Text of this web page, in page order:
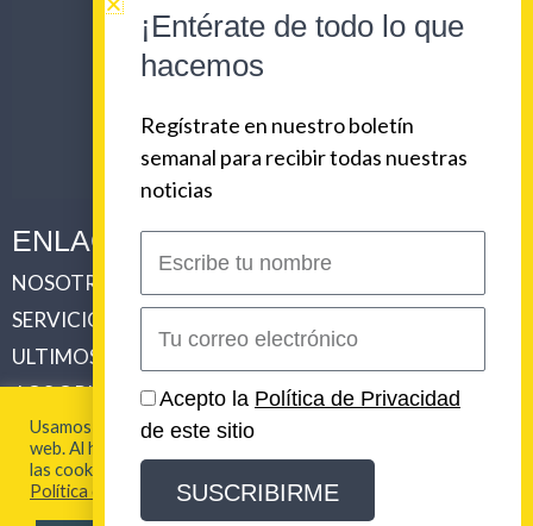
ENLACES CORPORATIVOS
NOSOTROS
SERVICIOS
ULTIMOS TRABAJOS
LOS ORIGENES DE URBAN BEAT
CONTACTO
2026 Urban Beat Contenidos
Usamos cookies para brindarte la mejor experiencia en esta
web. Al hacer clic en "Aceptar todo", acepta el uso de TODAS
las cookies. Para más información visita nuestra
Política de Cookies
¡Entérate de todo lo que
hacemos
Regístrate en nuestro boletín
semanal para recibir todas nuestras
noticias
nombre
electrónico
Acepto la Política de Privacidad
de este sitio
SUSCRIBIRME